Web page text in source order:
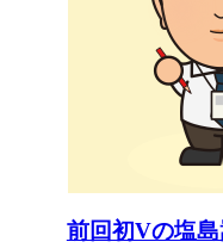
前回初Vの塩